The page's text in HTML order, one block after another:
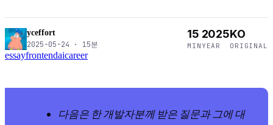
yceffort
2025-05-24 · 15분
15
MIN
2025
YEAR
KO
ORIGINAL
essayfrontendaicareer
다음은 한 개발자분께 받은 질문과 그에 대